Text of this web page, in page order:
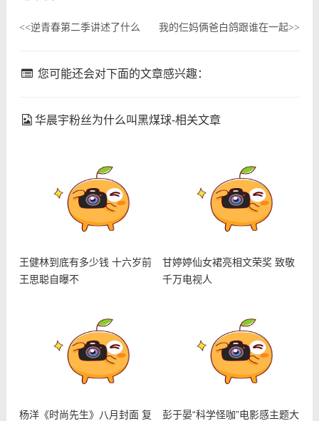
<<逆青春第二季讲述了什么 我的仨妈俩爸白鸽跟谁在一起>>
您可能还会对下面的文章感兴趣：
华晨宇粉丝为什么叫黑煤球-相关文章
王健林到底有多少钱 十六岁前
王思聪自曝不
甘婷婷仙女裙亮相文荣奖 致敬
千万电视人
杨洋《时尚先生》八月封面 复
彭于晏“科学怪咖”电影感主题大